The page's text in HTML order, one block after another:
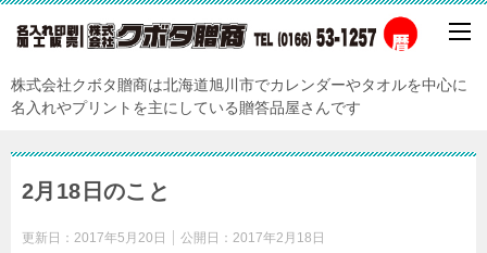
株式会社クボタ贈商は北海道旭川市でカレンダーやタオルを中心に
名入れやプリントを主にしている贈答品屋さんです
2月18日のこと
更新日： 2017年5月20日 公開日： 2017年2月18日